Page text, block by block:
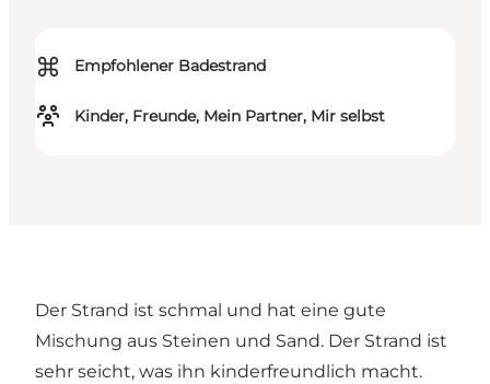
⌘ Empfohlener Badestrand
Kinder, Freunde, Mein Partner, Mir selbst
Der Strand ist schmal und hat eine gute
Mischung aus Steinen und Sand. Der Strand ist
sehr seicht, was ihn kinderfreundlich macht.